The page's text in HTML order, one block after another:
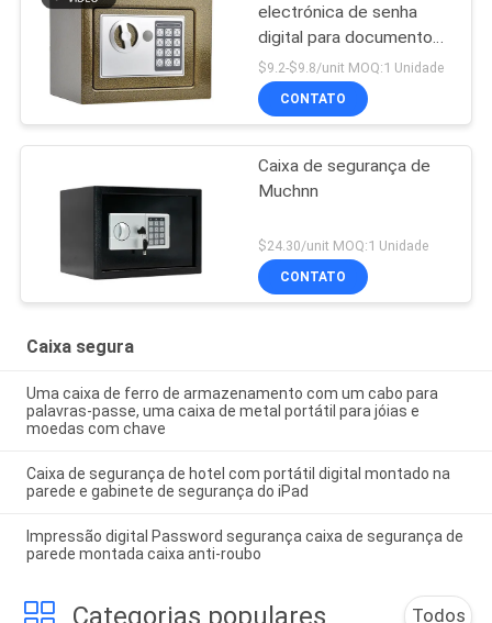
electrónica de senha
digital para documentos
em numerário
$9.2-$9.8/unit MOQ:1 Unidade
CONTATO
Caixa de segurança de
Muchnn
$24.30/unit MOQ:1 Unidade
CONTATO
Caixa segura
Uma caixa de ferro de armazenamento com um cabo para
palavras-passe, uma caixa de metal portátil para jóias e
moedas com chave
Caixa de segurança de hotel com portátil digital montado na
parede e gabinete de segurança do iPad
Impressão digital Password segurança caixa de segurança de
parede montada caixa anti-roubo
Categorias populares Todos